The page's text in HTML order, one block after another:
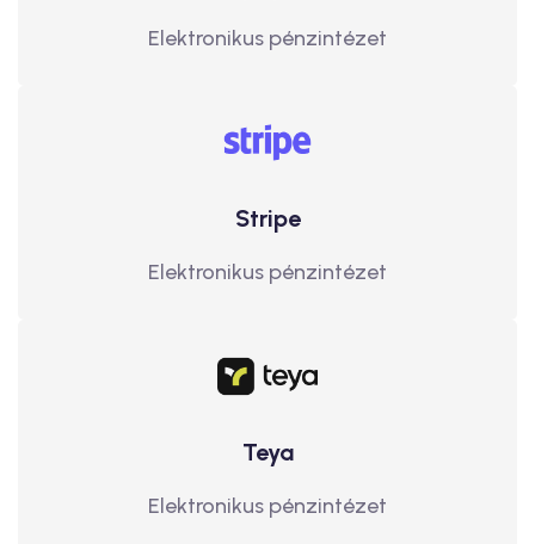
Elektronikus pénzintézet
Stripe
Elektronikus pénzintézet
Teya
Elektronikus pénzintézet